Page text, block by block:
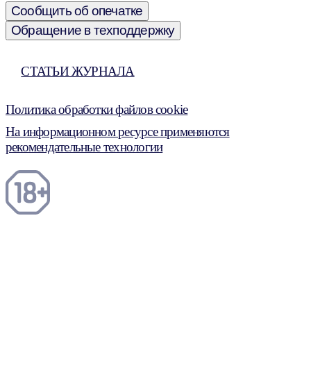
Сообщить об опечатке
Обращение в техподдержку
СТАТЬИ ЖУРНАЛА
Политика обработки файлов cookie
На информационном ресурсе применяются
рекомендательные технологии